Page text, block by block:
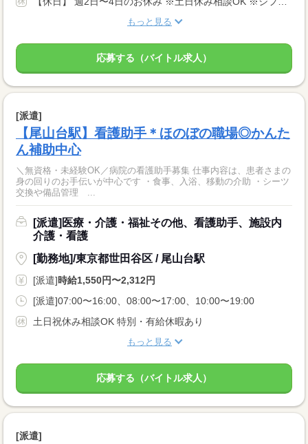
もっと見る
応募する（バイトル求人）
[派遣]
【尾山台駅】看護助手＊ほのぼの職場◎かんた
ん補助中心
＼無資格・未経験OK／病院の看護助手募集 仕事内容は、患者さまの
身の回りのお手伝いが中心です ・食事、入浴、移動の介助 ・シーツ
交換や備品管理 ...
[派遣]医療・介護・福祉その他、看護助手、施設内
介護・看護
[勤務地]/東京都世田谷区 / 尾山台駅
[派遣]時給1,550円〜2,312円
[派遣]07:00〜16:00、08:00〜17:00、10:00〜19:00
土日祝休み相談OK 特別・有給休暇あり
もっと見る
応募する（バイトル求人）
[派遣]